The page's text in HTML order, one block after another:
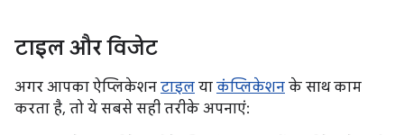
टाइल और विजेट
अगर आपका ऐप्लिकेशन टाइल या कंप्लिकेशन के साथ काम
करता है, तो ये सबसे सही तरीके अपनाएं: